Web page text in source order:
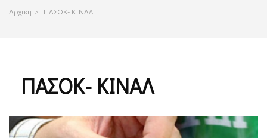
Αρχικη > ΠΑΣΟΚ- ΚΙΝΑΛ
ΠΑΣΟΚ- ΚΙΝΑΛ